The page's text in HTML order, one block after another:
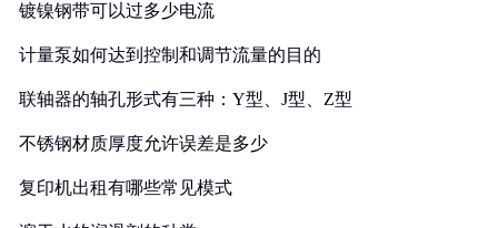
镀镍钢带可以过多少电流
计量泵如何达到控制和调节流量的目的
联轴器的轴孔形式有三种：Y型、J型、Z型
不锈钢材质厚度允许误差是多少
复印机出租有哪些常见模式